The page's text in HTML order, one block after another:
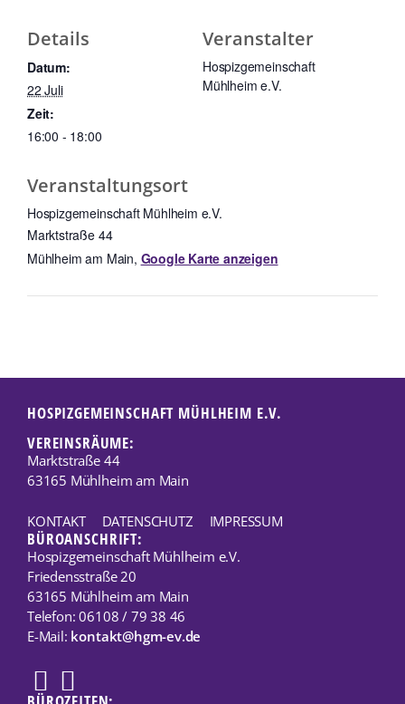
Details
Datum:
22 Juli
Zeit:
16:00 - 18:00
Veranstaltungsort
Hospizgemeinschaft Mühlheim e.V.
Marktstraße 44
Mühlheim am Main, Google Karte anzeigen
Veranstalter
Hospizgemeinschaft
Mühlheim e.V.
HOSPIZGEMEINSCHAFT MÜHLHEIM E.V.
VEREINSRÄUME:
Marktstraße 44
63165 Mühlheim am Main
KONTAKT DATENSCHUTZ IMPRESSUM
BÜROANSCHRIFT:
Hospizgemeinschaft Mühlheim e.V.
Friedensstraße 20
63165 Mühlheim am Main
Telefon: 06108 / 79 38 46
E-Mail: kontakt@hgm-ev.de